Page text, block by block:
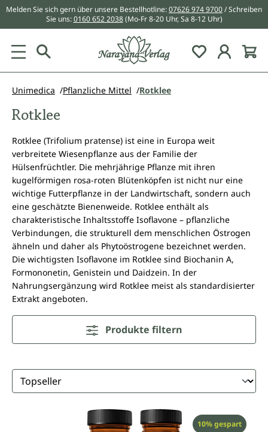
springen
Melden Sie sich gern über unsere Bestellhotline:07626 974 9700/ Schreiben
Sie uns:0160 652 2038 (Mo-Fr 8-20 Uhr, Sa 8-12 Uhr)
Du hast 0
Unimedica Pflanzliche Mittel Rotklee
Rotklee
Rotklee (Trifolium pratense) ist eine in Europa weit
verbreitete Wiesenpflanze aus der Familie der
Hülsenfrüchtler. Die mehrjährige Pflanze mit ihren
kugelförmigen rosa-roten Blütenköpfen ist nicht nur eine
wichtige Futterpflanze in der Landwirtschaft, sondern auch
eine geschätzte Bienenweide. Rotklee enthält als
charakteristische Inhaltsstoffe Isoflavone – pflanzliche
Verbindungen, die strukturell dem menschlichen Östrogen
ähneln und daher als Phytoöstrogene bezeichnet werden.
Die wichtigsten Isoflavone im Rotklee sind Biochanin A,
Formononetin, Genistein und Daidzein. In der
Nahrungsergänzung wird Rotklee meist als standardisierter
Extrakt angeboten.
Produkte filtern
Rabatt
10% gespart